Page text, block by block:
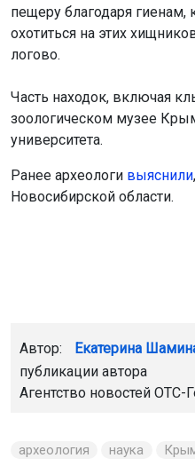
пещеру благодаря
охотиться на этих
логово.
Часть находок, включая
зоологическом музее
университета.
Ранее археологи выяснили
Новосибирской области.
Автор: Екатерина
публикации автора
Агентство новостей ОТС-
археология наука